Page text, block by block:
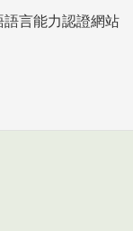
語言能力認證網站